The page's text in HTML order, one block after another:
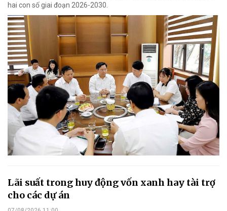
hai con số giai đoạn 2026-2030.
Lãi suất trong huy động vốn xanh hay tài trợ
cho các dự án